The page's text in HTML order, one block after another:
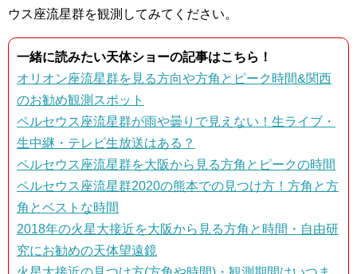
ウス座流星群を観測してみてください。
一緒に読みたい天体ショーの記事はこちら！
オリオン座流星群を見る方向や方角とピーク時間&関西
のお勧め観測スポット
ペルセウス座流星群が雨や曇りで見えない！生ライブ・
生中継・テレビ生放送はある？
ペルセウス座流星群を大阪から見る方角とピークの時間
ペルセウス座流星群2020の熊本での見つけ方！方角と方
角とベストな時間
2018年の火星大接近を大阪から見る方角と時間・自由研
究にお勧めの天体望遠鏡